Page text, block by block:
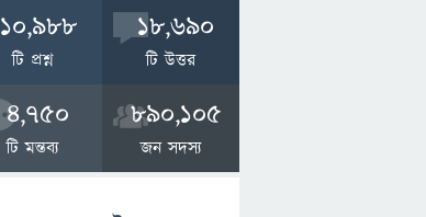
10,988
টি প্রশ্ন
18,690
টি উত্তর
4,750
টি মন্তব্য
890,105
জন সদস্য